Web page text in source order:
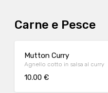
Carne e Pesce
Mutton Curry
Agnello cotto in salsa al curry
10.00 €